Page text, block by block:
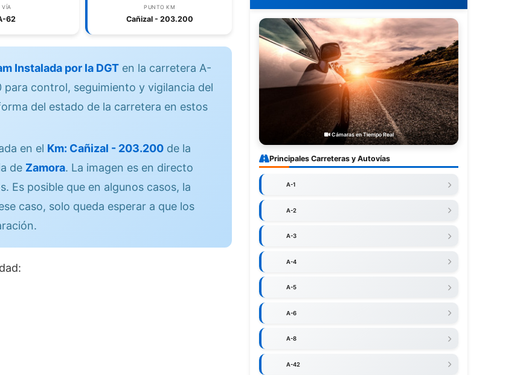
VÍA
62
PUNTO KM
Cañizal - 203.200
Instalada por la DGT en la carretera A-
control, seguimiento y vigilancia del
del estado de la carretera en estos
en el Km: Cañizal - 203.200 de la
de Zamora. La imagen es en directo
Es posible que en algunos casos, la
caso, solo queda esperar a que los
Cámaras en Tiempo Real
Principales Carreteras y Autovías
A-1
A-2
A-3
A-4
A-5
A-6
A-8
A-42